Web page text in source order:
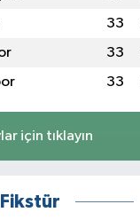
33
33
33
için tıklayın